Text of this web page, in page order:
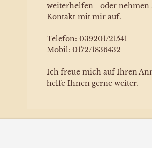
weiterhelfen - oder nehmen
Kontakt mit mir auf.
Telefon: 039201/21541
Mobil: 0172/1836432
Ich freue mich auf Ihren
helfe Ihnen gerne weiter.